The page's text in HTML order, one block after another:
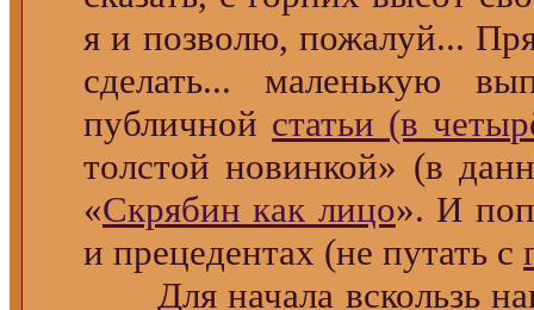
я и позволю, пожалуй...
сделать... маленькую
публичной статьи (в
толстой новинкой» (в
«Скрябин как лицо». И
и прецедентах (не путать с
Для начала вскользь